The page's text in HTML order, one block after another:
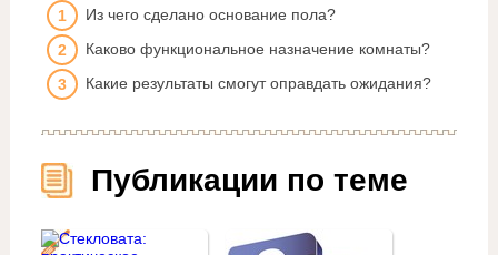
Из чего сделано основание пола?
Каково функциональное назначение комнаты?
Какие результаты смогут оправдать ожидания?
Публикации по теме